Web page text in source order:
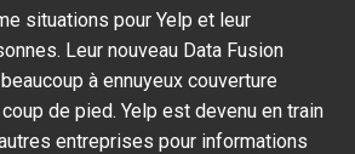
situations pour Yelp et leur
Leur nouveau Data Fusion
à ennuyeux couverture
de pied. Yelp est devenu en train
entreprises pour informations